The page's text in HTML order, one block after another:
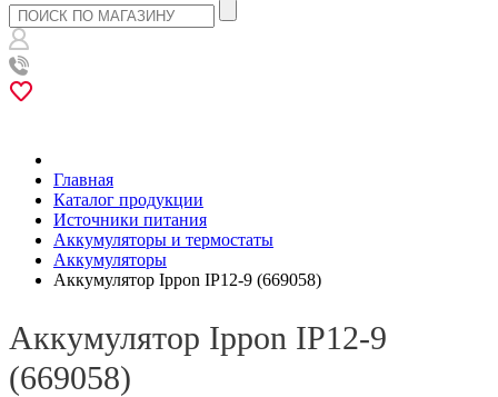
Главная
Каталог продукции
Источники питания
Аккумуляторы и термостаты
Аккумуляторы
Аккумулятор Ippon IP12-9 (669058)
Аккумулятор Ippon IP12-9
(669058)